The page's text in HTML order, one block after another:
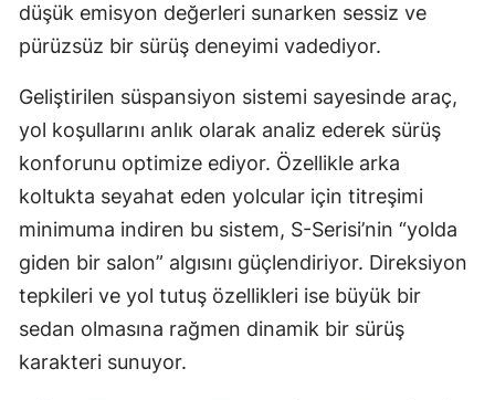
düşük emisyon değerleri sunarken sessiz ve
pürüzsüz bir sürüş deneyimi vadediyor.
Geliştirilen süspansiyon sistemi sayesinde araç,
yol koşullarını anlık olarak analiz ederek sürüş
konforunu optimize ediyor. Özellikle arka
koltukta seyahat eden yolcular için titreşimi
minimuma indiren bu sistem, S-Serisi’nin “yolda
giden bir salon” algısını güçlendiriyor. Direksiyon
tepkileri ve yol tutuş özellikleri ise büyük bir
sedan olmasına rağmen dinamik bir sürüş
karakteri sunuyor.